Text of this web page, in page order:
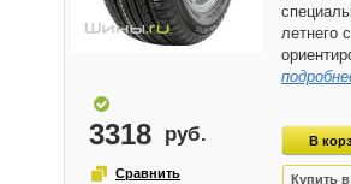
летнего
3318